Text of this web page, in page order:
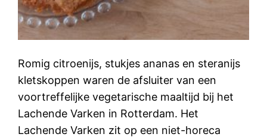
Romig citroenijs, stukjes ananas en steranijs
kletskoppen waren de afsluiter van een
voortreffelijke vegetarische maaltijd bij het
Lachende Varken in Rotterdam. Het
Lachende Varken zit op een niet-horeca